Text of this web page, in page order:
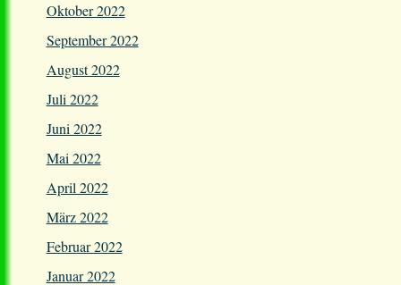
Oktober 2022
September 2022
August 2022
Juli 2022
Juni 2022
Mai 2022
April 2022
März 2022
Februar 2022
Januar 2022